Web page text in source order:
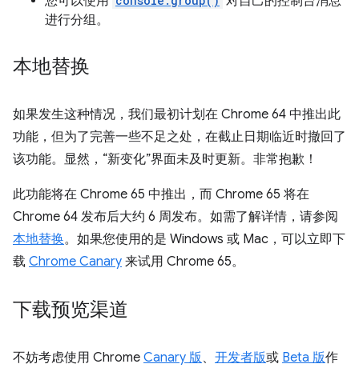
进行分组。
本地替换
如果发生这种情况，我们最初计划在 Chrome 64 中推出此
功能，但为了完善一些不足之处，在截止日期临近时撤回了
该功能。显然，“新变化”界面未及时更新。非常抱歉！
此功能将在 Chrome 65 中推出，而 Chrome 65 将在
Chrome 64 发布后大约 6 周发布。如需了解详情，请参阅
本地替换。如果您使用的是 Windows 或 Mac，可以立即下
载 Chrome Canary 来试用 Chrome 65。
下载预览渠道
不妨考虑使用 Chrome Canary 版 、 开发者版或 Beta 版作